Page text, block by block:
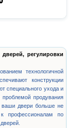
регулировки
технологичной
конструкции
специального ухода и
проблемой продувания
ваши двери больше не
к профессионалам по